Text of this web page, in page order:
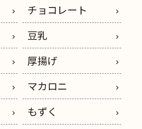
チョコレート
豆乳
厚揚げ
マカロニ
もずく